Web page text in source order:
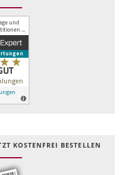
KOSTEN­FREI BESTELLEN